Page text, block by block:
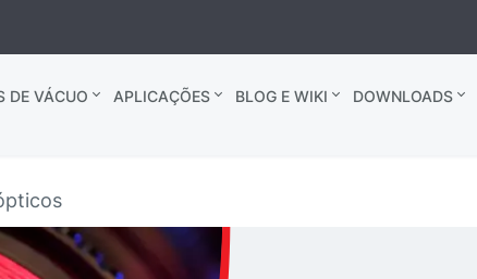
DE VÁCUO APLICAÇÕES BLOG E WIKI
DOWNLOADS